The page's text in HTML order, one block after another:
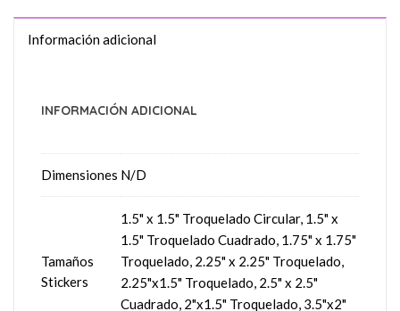
Información adicional
INFORMACIÓN ADICIONAL
Dimensiones N/D
Tamaños
Stickers
1.5" x 1.5" Troquelado Circular, 1.5" x
1.5" Troquelado Cuadrado, 1.75" x 1.75"
Troquelado, 2.25" x 2.25" Troquelado,
2.25"x1.5" Troquelado, 2.5" x 2.5"
Cuadrado, 2"x1.5" Troquelado, 3.5"x2"